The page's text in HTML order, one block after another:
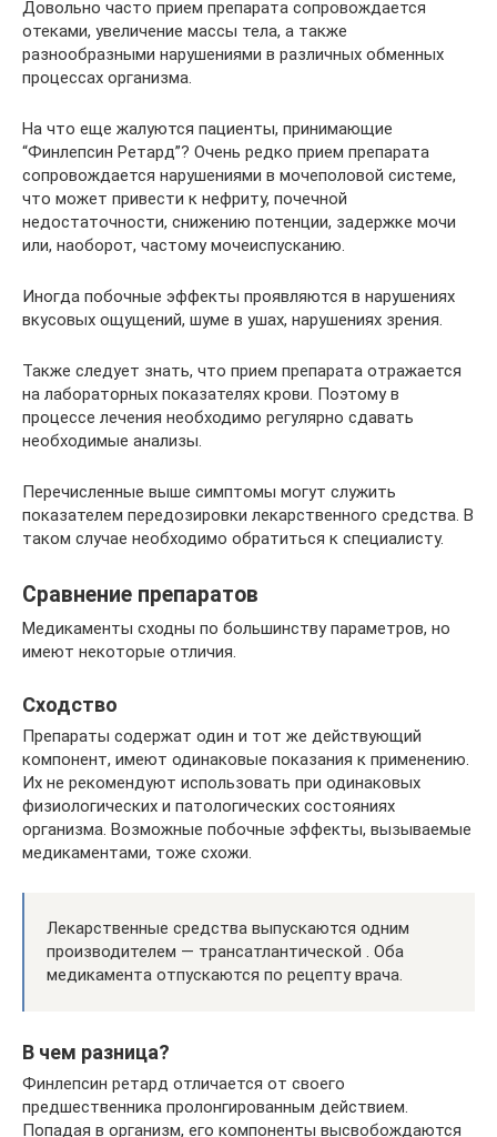
Довольно часто прием препарата сопровождается
отеками, увеличение массы тела, а также
разнообразными нарушениями в различных обменных
процессах организма.
На что еще жалуются пациенты, принимающие
“Финлепсин Ретард”? Очень редко прием препарата
сопровождается нарушениями в мочеполовой системе,
что может привести к нефриту, почечной
недостаточности, снижению потенции, задержке мочи
или, наоборот, частому мочеиспусканию.
Иногда побочные эффекты проявляются в нарушениях
вкусовых ощущений, шуме в ушах, нарушениях зрения.
Также следует знать, что прием препарата отражается
на лабораторных показателях крови. Поэтому в
процессе лечения необходимо регулярно сдавать
необходимые анализы.
Перечисленные выше симптомы могут служить
показателем передозировки лекарственного средства. В
таком случае необходимо обратиться к специалисту.
Сравнение препаратов
Медикаменты сходны по большинству параметров, но
имеют некоторые отличия.
Сходство
Препараты содержат один и тот же действующий
компонент, имеют одинаковые показания к применению.
Их не рекомендуют использовать при одинаковых
физиологических и патологических состояниях
организма. Возможные побочные эффекты, вызываемые
медикаментами, тоже схожи.
Лекарственные средства выпускаются одним
производителем — трансатлантической . Оба
медикамента отпускаются по рецепту врача.
В чем разница?
Финлепсин ретард отличается от своего
предшественника пролонгированным действием.
Попадая в организм, его компоненты высвобождаются